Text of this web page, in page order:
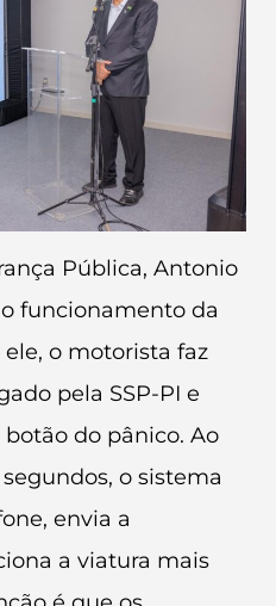
Pública, Antonio
funcionamento da
o motorista faz
pela SSP-PI e
botão do pânico. Ao
o sistema
envia a
a viatura mais